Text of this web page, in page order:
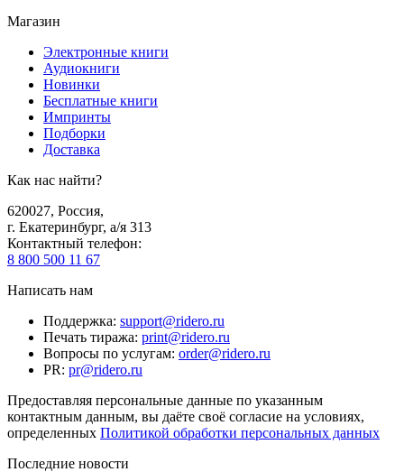
Магазин
Электронные книги
Аудиокниги
Новинки
Бесплатные книги
Импринты
Подборки
Доставка
Как нас найти?
620027, Россия,
г. Екатеринбург, а/я 313
Контактный телефон:
8 800 500 11 67
Написать нам
Поддержка: support@ridero.ru
Печать тиража: print@ridero.ru
Вопросы по услугам: order@ridero.ru
PR: pr@ridero.ru
Предоставляя персональные данные по указанным
контактным данным, вы даёте своё согласие на условиях,
определенных Политикой обработки персональных данных
Последние новости